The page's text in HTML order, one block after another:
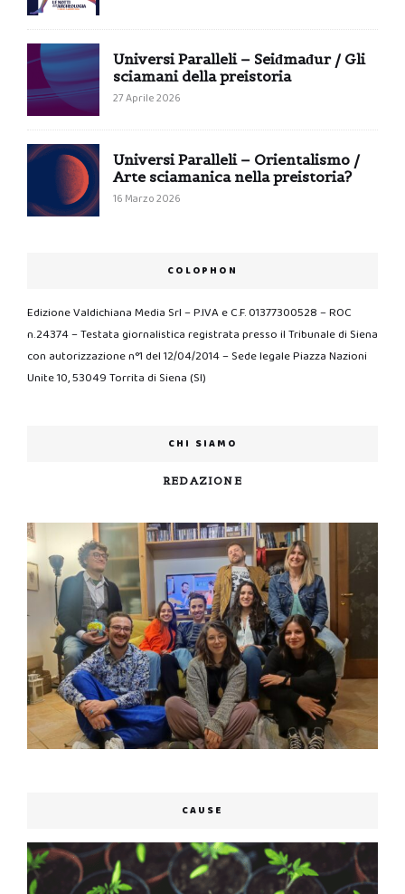
Universi Paralleli – Seiđmađur / Gli
sciamani della preistoria
27 Aprile 2026
Universi Paralleli – Orientalismo /
Arte sciamanica nella preistoria?
16 Marzo 2026
COLOPHON
Edizione Valdichiana Media Srl – P.IVA e C.F. 01377300528 – ROC
n.24374 – Testata giornalistica registrata presso il Tribunale di Siena
con autorizzazione n°1 del 12/04/2014 – Sede legale Piazza Nazioni
Unite 10, 53049 Torrita di Siena (SI)
CHI SIAMO
REDAZIONE
CAUSE